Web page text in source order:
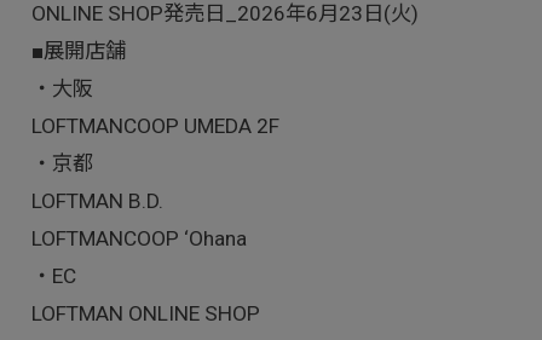
ONLINE SHOP発売日_2026年6月23日(火)
■展開店舗
・大阪
LOFTMANCOOP UMEDA 2F
・京都
LOFTMAN B.D.
LOFTMANCOOP ‘Ohana
・EC
LOFTMAN ONLINE SHOP